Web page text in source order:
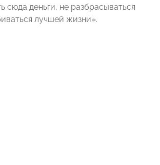
сюда деньги, не разбрасываться
лучшей жизни».